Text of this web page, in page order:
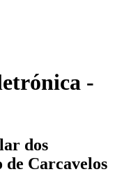
-
dos
Carcavelos